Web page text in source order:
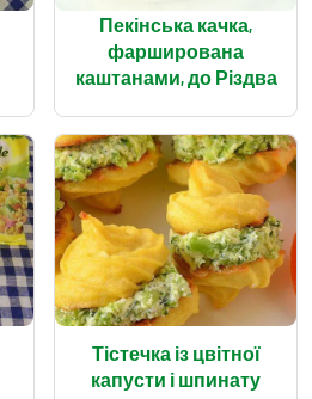
Пекінська качка,
фарширована
каштанами, до Різдва
Тістечка із цвітної
капусти і шпинату